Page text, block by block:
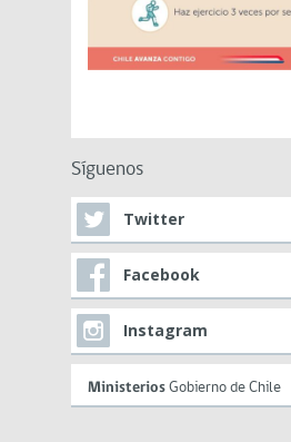
Síguenos
Twitter
Facebook
Instagram
Ministerios Gobierno de Chile